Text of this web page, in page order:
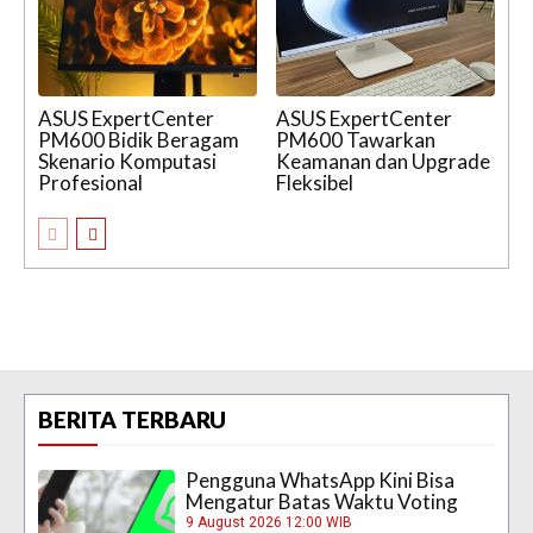
ASUS ExpertCenter
PM600 Bidik Beragam
Skenario Komputasi
Profesional
ASUS ExpertCenter
PM600 Tawarkan
Keamanan dan Upgrade
Fleksibel
BERITA TERBARU
Pengguna WhatsApp Kini Bisa
Mengatur Batas Waktu Voting
9 August 2026 12:00 WIB